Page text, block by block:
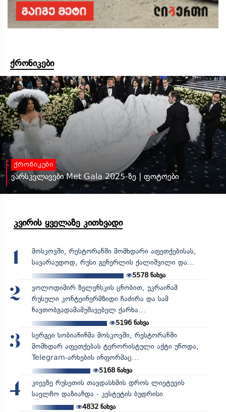
ქრონიკები
ქრონიკები
ვარსკვლავები Met Gala 2025-ზე | ფოტოები
კვირის ყველაზე კითხვადი
1
მოსკოვში, რესტორანში მომხდარი აფეთქებისას,
სავარაუდოდ, რუსი გენერლის ქალიშვილი და...
5578 ნახვა
2
ვოლოდიმირ ზელენსკის ცნობით, უკრაინამ
რუსული კონტეინერმზიდი ჩაძირა და სამ
ნავთობგადამამუშავებელ ქარხა...
5196ნახვა
3
სერგეი სობიანინმა მოსკოვში, რესტორანში
მომხდარ აფეთქებას ტერორისტული აქტი უწოდა,
Telegram-არხების ინფორმაც...
5168ნახვა
4
კიევზე რუსეთის თავდასხმის დროს ლიეტუვის
საელჩო დაზიანდა - კესტუტის ბუდრისი
4832ნახვა